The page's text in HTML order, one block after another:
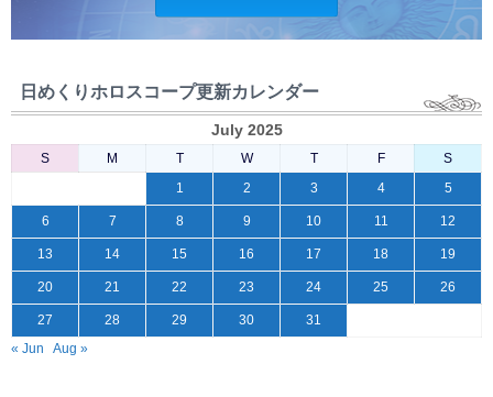
日めくりホロスコープ更新カレンダー
July 2025
S M T W T F
S
1
2 3 4 5
6 7 8 9 10 11 12
13 14 15 16 17 18 19
20 21 22 23 24 25 26
27 28 29 30
31
« Jun
Aug »